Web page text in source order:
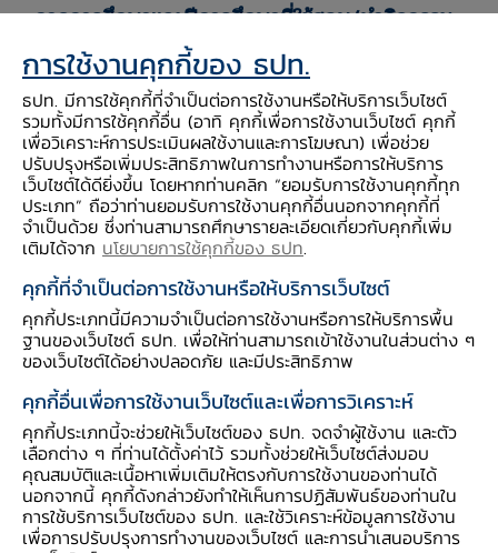
ภาคการศึกษาและปีการศึกษาที่ใช้สอน/ทำกิจกรรม
ภาคการเรียนที่ 1 ประจำปีการศึกษา 2566
ระดับชั้น : อนุบาล 3
รูปแบบการนำไปใช้ :
สอดแทรกในรายวิชา - หน่วยการเรียนรู้ เรื่อง วัน
เฉลิมพระชนมพรรษา ฯ
วัตถุประสงค์การเรียนรู้ :
1. หยุดยืนตรงเมื่อได้ยินเพลงสรรเสริญพระบารมี
2. พูดเล่าเรื่องเป็นประโยคต่อเนื่องได้
3. จำแนกเหรียญและธนบัตรแต่ละจำนวนได้
4. ฟังและปฏิบัติตามคำแนะนำในระหว่างที่ร่วม
กิจกรรมได้
สมรรถนะทางการเงิน (Financial competency)
การใช้งานคุกกี้ของ ธปท.
ธปท. มีการใช้คุกกี้ที่จำเป็นต่อการใช้งานหรือให้บริการเว็บไซต์
รวมทั้งมีการใช้คุกกี้อื่น (อาทิ คุกกี้เพื่อการใช้งานเว็บไซต์ คุกกี้
เพื่อวิเคราะห์การประเมินผลใช้งานและการโฆษณา) เพื่อช่วย
ปรับปรุงหรือเพิ่มประสิทธิภาพในการทำงานหรือการให้บริการ
เว็บไซต์ได้ดียิ่งขึ้น โดยหากท่านคลิก “ยอมรับการใช้งานคุกกี้ทุก
ประเภท” ถือว่าท่านยอมรับการใช้งานคุกกี้อื่นนอกจากคุกกี้ที่
จำเป็นด้วย ซึ่งท่านสามารถศึกษารายละเอียดเกี่ยวกับคุกกี้เพิ่ม
เติมได้จาก นโยบายการใช้คุกกี้ของ ธปท.
คุกกี้ที่จำเป็นต่อการใช้งานหรือให้บริการเว็บไซต์
คุกกี้ประเภทนี้มีความจำเป็นต่อการใช้งานหรือการให้บริการพื้น
ฐานของเว็บไซต์ ธปท. เพื่อให้ท่านสามารถเข้าใช้งานในส่วนต่าง ๆ
ของเว็บไซต์ได้อย่างปลอดภัย และมีประสิทธิภาพ
คุกกี้อื่นเพื่อการใช้งานเว็บไซต์และเพื่อการวิเคราะห์
คุกกี้ประเภทนี้จะช่วยให้เว็บไซต์ของ ธปท. จดจำผู้ใช้งาน และตัว
เลือกต่าง ๆ ที่ท่านได้ตั้งค่าไว้ รวมทั้งช่วยให้เว็บไซต์ส่งมอบ
คุณสมบัติและเนื้อหาเพิ่มเติมให้ตรงกับการใช้งานของท่านได้
นอกจากนี้ คุกกี้ดังกล่าวยังทำให้เห็นการปฏิสัมพันธ์ของท่านใน
การใช้บริการเว็บไซต์ของ ธปท. และใช้วิเคราะห์ข้อมูลการใช้งาน
เพื่อการปรับปรุงการทำงานของเว็บไซต์ และการนำเสนอบริการ